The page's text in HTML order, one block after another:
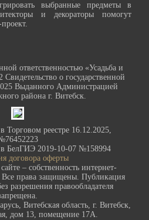
выбранные предметы в
и декораторы помогут
ответственностью «Усадьба и
о государственной
Выданного Администрацией
района г. Витебск.
Торговом реестре 16.12.2025,
БелГИЭ 2019-10-07 №158994
договора оферты
– собственность интернет-
Все права защищены. Публикация
разрешения правообладателя
Витебская область, г. Витебск,
дом 13, помещение 17А.